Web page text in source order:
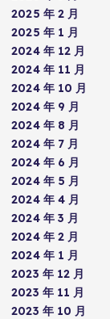
2025 年 2 月
2025 年 1 月
2024 年 12 月
2024 年 11 月
2024 年 10 月
2024 年 9 月
2024 年 8 月
2024 年 7 月
2024 年 6 月
2024 年 5 月
2024 年 4 月
2024 年 3 月
2024 年 2 月
2024 年 1 月
2023 年 12 月
2023 年 11 月
2023 年 10 月